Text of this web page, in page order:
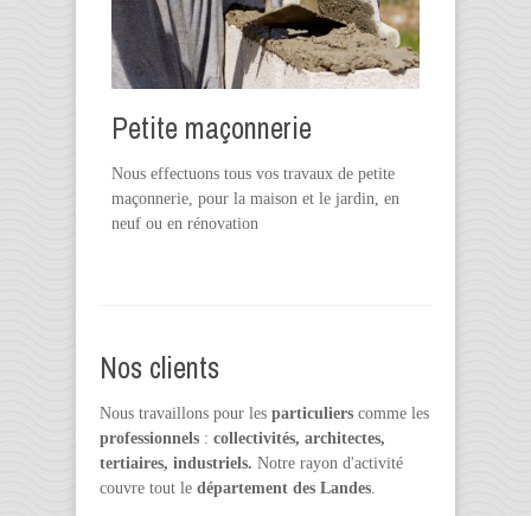
Petite maçonnerie
Nous effectuons tous vos travaux de petite
maçonnerie, pour la maison et le jardin, en
neuf ou en rénovation
Nos clients
Nous travaillons pour les particuliers comme les
professionnels : collectivités, architectes,
tertiaires, industriels. Notre rayon d'activité
couvre tout le département des Landes.